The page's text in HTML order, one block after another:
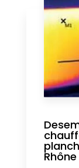
Rhône